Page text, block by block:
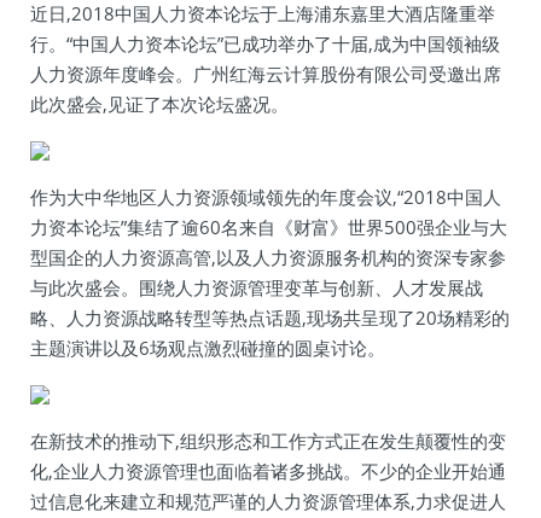
近日,2018中国人力资本论坛于上海浦东嘉里大酒店隆重举
行。“中国人力资本论坛”已成功举办了十届,成为中国领袖级
人力资源年度峰会。广州红海云计算股份有限公司受邀出席
此次盛会,见证了本次论坛盛况。
作为大中华地区人力资源领域领先的年度会议,“2018中国人
力资本论坛”集结了逾60名来自《财富》世界500强企业与大
型国企的人力资源高管,以及人力资源服务机构的资深专家参
与此次盛会。围绕人力资源管理变革与创新、人才发展战
略、人力资源战略转型等热点话题,现场共呈现了20场精彩的
主题演讲以及6场观点激烈碰撞的圆桌讨论。
在新技术的推动下,组织形态和工作方式正在发生颠覆性的变
化,企业人力资源管理也面临着诸多挑战。不少的企业开始通
过信息化来建立和规范严谨的人力资源管理体系,力求促进人